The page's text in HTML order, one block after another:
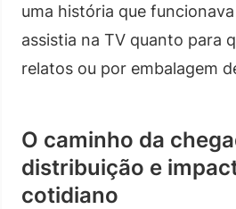
uma história que
assistia na TV quanto para
relatos ou por embalagem
O caminho da
distribuição e
cotidiano